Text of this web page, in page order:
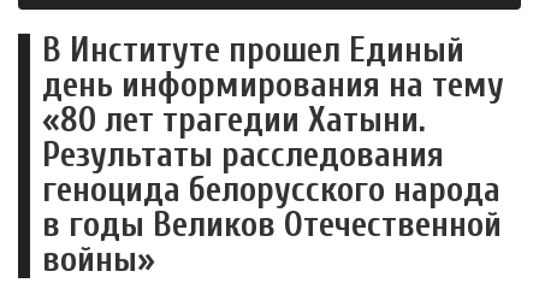
В Институте прошел Единый
день информирования на тему
«80 лет трагедии Хатыни.
Результаты расследования
геноцида белорусского народа
в годы Великов Отечественной
войны»